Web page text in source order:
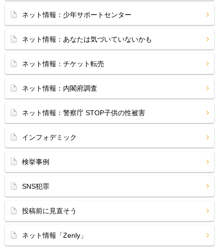
ネット情報：少年サポートセンター
ネット情報：あなたは気づいていないかも
ネット情報：チケット転売
ネット情報：内閣府調査
ネット情報：警察庁 STOP子供の性被害
インフォデミック
検挙事例
SNS犯罪
投稿前に見直そう
ネット情報「Zenly」